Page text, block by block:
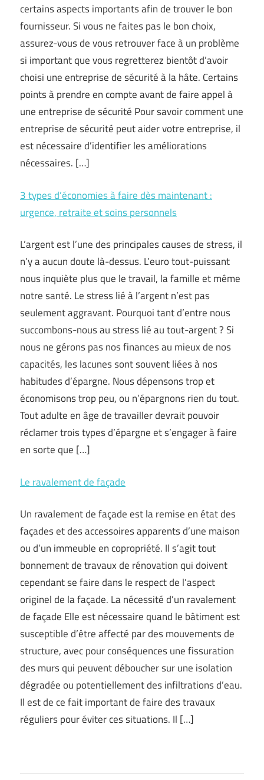
certains aspects importants afin de trouver le bon
fournisseur. Si vous ne faites pas le bon choix,
assurez-vous de vous retrouver face à un problème
si important que vous regretterez bientôt d’avoir
choisi une entreprise de sécurité à la hâte. Certains
points à prendre en compte avant de faire appel à
une entreprise de sécurité Pour savoir comment une
entreprise de sécurité peut aider votre entreprise, il
est nécessaire d’identifier les améliorations
nécessaires. […]
3 types d’économies à faire dès maintenant :
urgence, retraite et soins personnels
L’argent est l’une des principales causes de stress, il
n’y a aucun doute là-dessus. L’euro tout-puissant
nous inquiète plus que le travail, la famille et même
notre santé. Le stress lié à l’argent n’est pas
seulement aggravant. Pourquoi tant d’entre nous
succombons-nous au stress lié au tout-argent ? Si
nous ne gérons pas nos finances au mieux de nos
capacités, les lacunes sont souvent liées à nos
habitudes d’épargne. Nous dépensons trop et
économisons trop peu, ou n’épargnons rien du tout.
Tout adulte en âge de travailler devrait pouvoir
réclamer trois types d’épargne et s’engager à faire
en sorte que […]
Le ravalement de façade
Un ravalement de façade est la remise en état des
façades et des accessoires apparents d’une maison
ou d’un immeuble en copropriété. Il s’agit tout
bonnement de travaux de rénovation qui doivent
cependant se faire dans le respect de l’aspect
originel de la façade. La nécessité d’un ravalement
de façade Elle est nécessaire quand le bâtiment est
susceptible d’être affecté par des mouvements de
structure, avec pour conséquences une fissuration
des murs qui peuvent déboucher sur une isolation
dégradée ou potentiellement des infiltrations d’eau.
Il est de ce fait important de faire des travaux
réguliers pour éviter ces situations. Il […]